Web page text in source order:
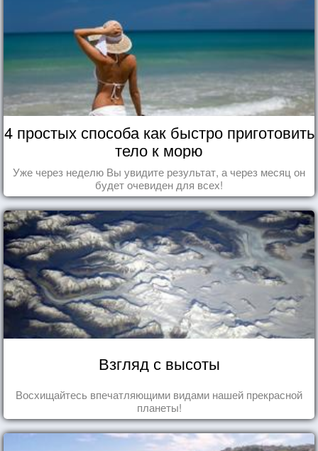
4 простых способа как быстро приготовить
тело к морю
Уже через неделю Вы увидите результат, а через месяц он
будет очевиден для всех!
Взгляд с высоты
Восхищайтесь впечатляющими видами нашей прекрасной
планеты!